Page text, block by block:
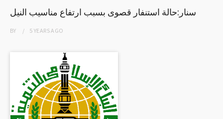
سنار:حالة استنفار قصوى بسبب ارتفاع مناسيب النيل
BY 5 YEARSAGO